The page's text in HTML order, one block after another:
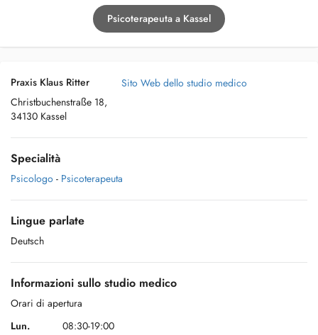
Psicoterapeuta a Kassel
Praxis Klaus Ritter
Christbuchenstraße 18,
34130 Kassel
Sito Web dello studio medico
Specialità
Psicologo - Psicoterapeuta
Lingue parlate
Deutsch
Informazioni sullo studio medico
Orari di apertura
Lun.
08:30-19:00